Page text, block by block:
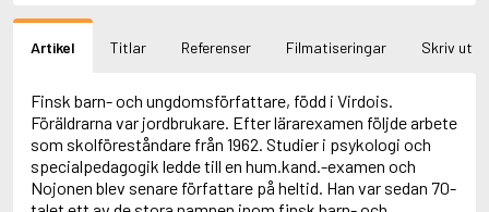
Adler-Olsen, Jussi
Adlerbeth, Gudmund Jöran
Adolfsson, Eva
Adolfsson, Evert
Adolfsson, Gunnar
Adolfsson, Josefine
Adolfsson, Maria
Adolphsen, Peter
Artikel Titlar Referenser Filmatiseringar Skriv ut
Finsk barn- och ungdomsförfattare, född i Virdois.
Föräldrarna var jordbrukare. Efter lärarexamen följde arbete
som skolföreståndare från 1962. Studier i psykologi och
specialpedagogik ledde till en hum.kand.-examen och
Nojonen blev senare författare på heltid. Han var sedan 70-